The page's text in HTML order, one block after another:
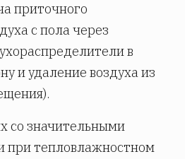
приточного
с пола через
в
и удаление воздуха из
со значительными
при тепловлажностном